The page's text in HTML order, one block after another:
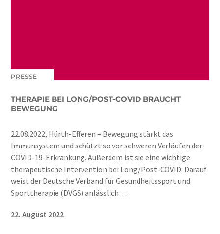
PRESSE
THERAPIE BEI LONG/POST-COVID BRAUCHT
BEWEGUNG
22.08.2022, Hürth-Efferen – Bewegung stärkt das
Immunsystem und schützt so vor schweren Verläufen der
COVID-19-Erkrankung. Außerdem ist sie eine wichtige
therapeutische Intervention bei Long/Post-COVID. Darauf
weist der Deutsche Verband für Gesundheitssport und
Sporttherapie (DVGS) anlässlich…
22. August 2022